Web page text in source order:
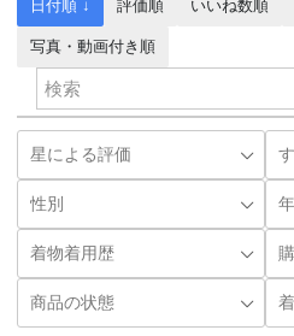
日付順 ↓ 評価順 いいね数順
写真・動画付き順